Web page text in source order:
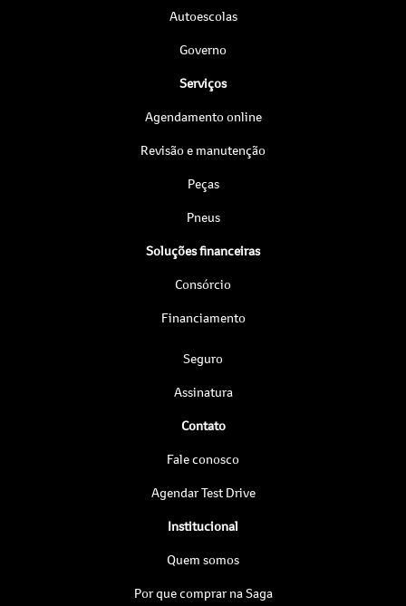
Autoescolas
Governo
Serviços
Agendamento online
Revisão e manutenção
Peças
Pneus
Soluções financeiras
Consórcio
Financiamento
Seguro
Assinatura
Contato
Fale conosco
Agendar Test Drive
Institucional
Quem somos
Por que comprar na Saga